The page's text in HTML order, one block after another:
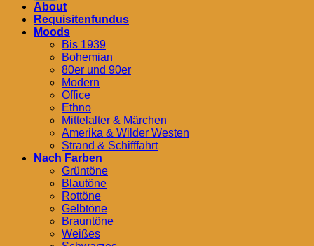
About
Requisitenfundus
Moods
Bis 1939
Bohemian
80er und 90er
Modern
Office
Ethno
Mittelalter & Märchen
Amerika & Wilder Westen
Strand & Schifffahrt
Nach Farben
Grüntöne
Blautöne
Rottöne
Gelbtöne
Brauntöne
Weißes